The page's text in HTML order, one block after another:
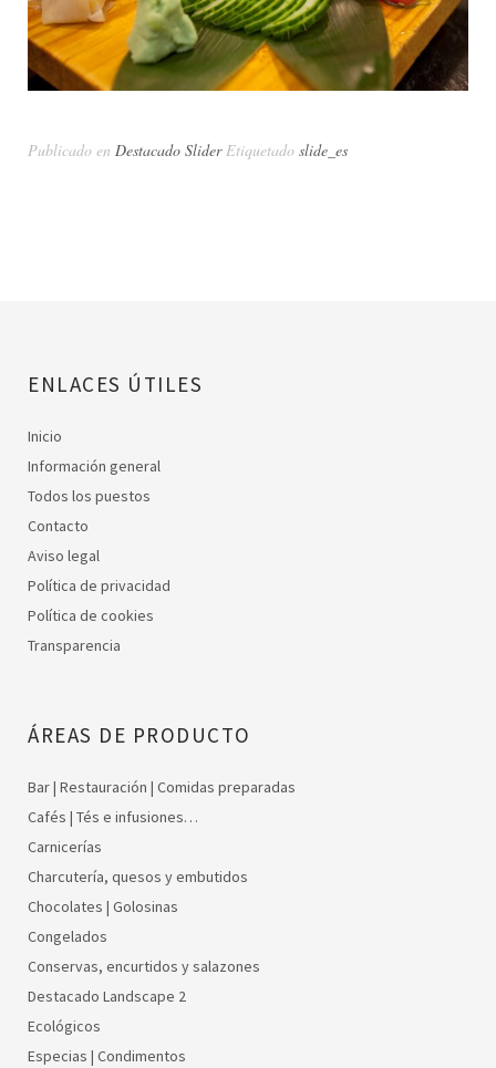
Publicado en Destacado Slider Etiquetado slide_es
ENLACES ÚTILES
Inicio
Información general
Todos los puestos
Contacto
Aviso legal
Política de privacidad
Política de cookies
Transparencia
ÁREAS DE PRODUCTO
Bar | Restauración | Comidas preparadas
Cafés | Tés e infusiones…
Carnicerías
Charcutería, quesos y embutidos
Chocolates | Golosinas
Congelados
Conservas, encurtidos y salazones
Destacado Landscape 2
Ecológicos
Especias | Condimentos